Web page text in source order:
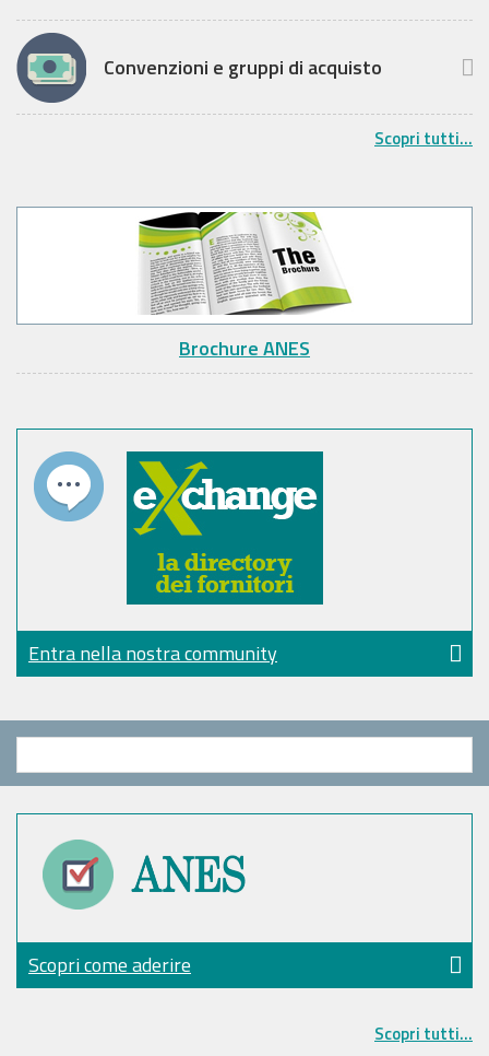
Convenzioni e gruppi di acquisto
Scopri tutti...
Brochure ANES
Entra nella nostra community
Scopri come aderire
Scopri tutti...